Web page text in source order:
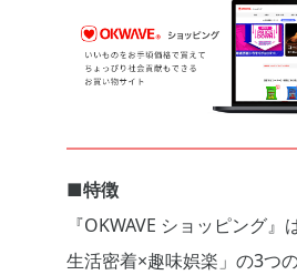
■特徴
『OKWAVE ショッピング
生活密着×趣味娯楽」の3つ